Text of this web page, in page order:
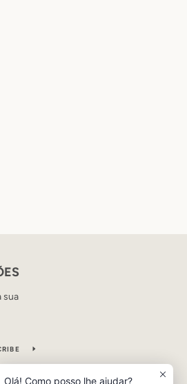
sua
Olá! Como posso lhe ajudar?